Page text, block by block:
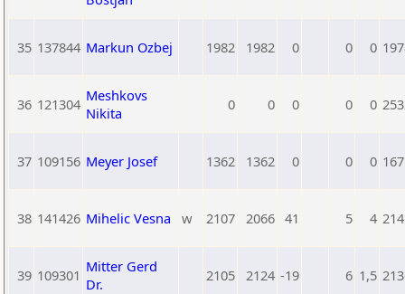
35 137844 Markun Ozbej 1982 1982 0 0 0
36 121304 Meshkovs
Nikita
0 0 0 0 0
37 109156 Meyer Josef 1362 1362 0 0 0
38 141426 Mihelic Vesna w 2107 2066 41 5 4
39 109301 Mitter Gerd
Dr.
2105 2124 -19 6 1,5